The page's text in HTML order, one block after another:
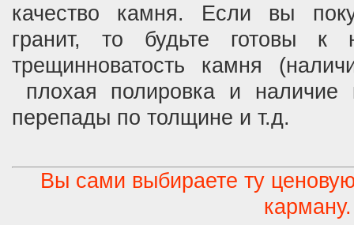
качество камня. Если вы
гранит, то будьте готовы к
трещинноватость камня
плохая полировка и наличие
перепады по толщине и т.д.
Вы сами выбираете ту
карману.